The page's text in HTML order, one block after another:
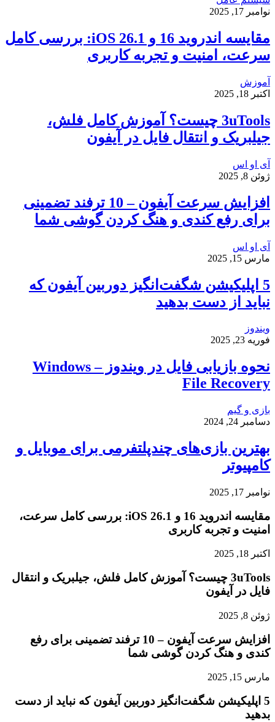
نوامبر 17, 2025
مقایسه اندروید 16 و iOS 26.1: بررسی کامل
سرعت، امنیت و تجربه کاربری
آموزش
اکتبر 18, 2025
3uTools چیست؟ آموزش کامل فلش،
جیلبریک و انتقال فایل در آیفون
آی او اس
ژوئن 8, 2025
افزایش سرعت آیفون – 10 ترفند تضمینی
برای رفع کندی و هنگ کردن گوشی شما
آی او اس
مارس 15, 2025
5 اپلیکیشن شگفت‌انگیز دوربین آیفون که
نباید از دست بدهید
ویندوز
فوریه 23, 2025
نحوه بازیابی فایل در ویندوز – Windows
File Recovery
بازی و گیم
دسامبر 24, 2024
بهترین بازی‌های چندپلتفرمی برای موبایل و
کامپیوتر
نوامبر 17, 2025
مقایسه اندروید 16 و iOS 26.1: بررسی کامل سرعت،
امنیت و تجربه کاربری
اکتبر 18, 2025
3uTools چیست؟ آموزش کامل فلش، جیلبریک و انتقال
فایل در آیفون
ژوئن 8, 2025
افزایش سرعت آیفون – 10 ترفند تضمینی برای رفع
کندی و هنگ کردن گوشی شما
مارس 15, 2025
5 اپلیکیشن شگفت‌انگیز دوربین آیفون که نباید از دست
بدهید